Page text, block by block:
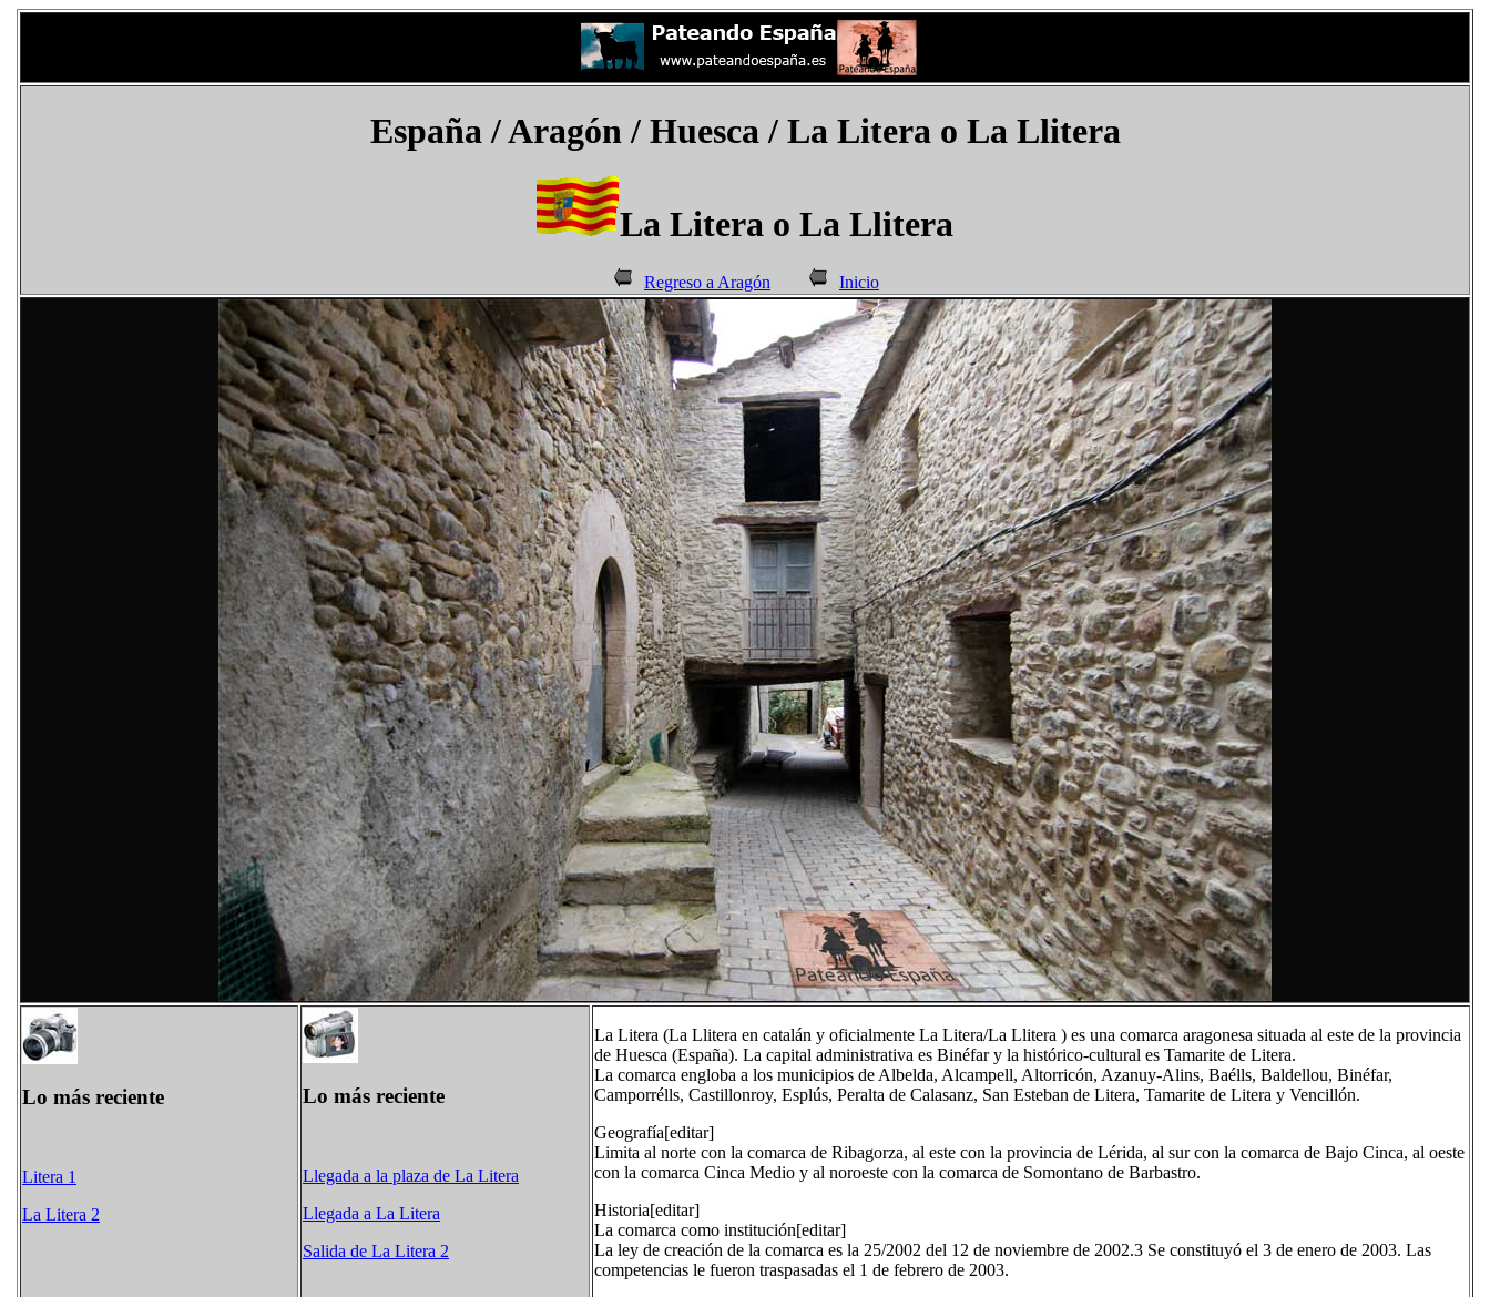
España/ Aragón / Huesca / La Litera o La Llitera
La Litera o La Llitera
Regreso a Aragón Inicio
Lo más reciente
Litera 1
La Litera 2
Lo más reciente
Llegada a la plaza de La Litera
Llegada a La Litera
Salida de La Litera 2
La Litera (La Llitera en catalán y oficialmente La Litera/La Llitera ) es una comarca aragonesa situada al este de la provincia
de Huesca (España). La capital administrativa es Binéfar y la histórico-cultural es Tamarite de Litera.
La comarca engloba a los municipios de Albelda, Alcampell, Altorricón, Azanuy-Alins, Baélls, Baldellou, Binéfar,
Camporrélls, Castillonroy, Esplús, Peralta de Calasanz, San Esteban de Litera, Tamarite de Litera y Vencillón.
Geografía[editar]
Limita al norte con la comarca de Ribagorza, al este con la provincia de Lérida, al sur con la comarca de Bajo Cinca, al oeste
con la comarca Cinca Medio y al noroeste con la comarca de Somontano de Barbastro.
Historia[editar]
La comarca como institución[editar]
La ley de creación de la comarca es la 25/2002 del 12 de noviembre de 2002.3 Se constituyó el 3 de enero de 2003. Las
competencias le fueron traspasadas el 1 de febrero de 2003.